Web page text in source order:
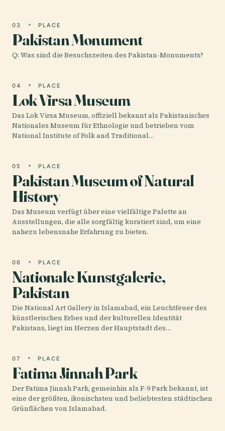
03 PLACE
Pakistan Monument
Q: Was sind die Besuchszeiten des Pakistan-Monuments?
04 PLACE
Lok Virsa Museum
Das Lok Virsa Museum, offiziell bekannt als Pakistanisches
Nationales Museum für Ethnologie und betrieben vom
National Institute of Folk and Traditional…
05 PLACE
Pakistan Museum of Natural
History
Das Museum verfügt über eine vielfältige Palette an
Ausstellungen, die alle sorgfältig kuratiert sind, um eine
nahezu lebensnahe Erfahrung zu bieten.
06 PLACE
Nationale Kunstgalerie,
Pakistan
Die National Art Gallery in Islamabad, ein Leuchtfeuer des
künstlerischen Erbes und der kulturellen Identität
Pakistans, liegt im Herzen der Hauptstadt des…
07 PLACE
Fatima Jinnah Park
Der Fatima Jinnah Park, gemeinhin als F-9 Park bekannt, ist
eine der größten, ikonischsten und beliebtesten städtischen
Grünflächen von Islamabad.